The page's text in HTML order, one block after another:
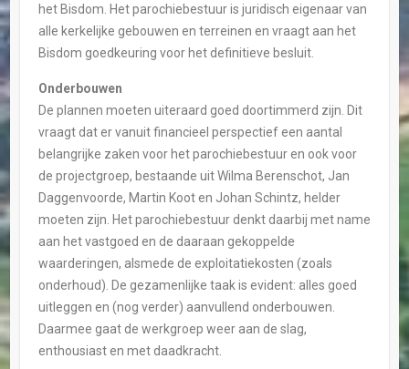
het Bisdom. Het parochiebestuur is juridisch eigenaar van
alle kerkelijke gebouwen en terreinen en vraagt aan het
Bisdom goedkeuring voor het definitieve besluit.
Onderbouwen
De plannen moeten uiteraard goed doortimmerd zijn. Dit
vraagt dat er vanuit financieel perspectief een aantal
belangrijke zaken voor het parochiebestuur en ook voor
de projectgroep, bestaande uit Wilma Berenschot, Jan
Daggenvoorde, Martin Koot en Johan Schintz, helder
moeten zijn. Het parochiebestuur denkt daarbij met name
aan het vastgoed en de daaraan gekoppelde
waarderingen, alsmede de exploitatiekosten (zoals
onderhoud). De gezamenlijke taak is evident: alles goed
uitleggen en (nog verder) aanvullend onderbouwen.
Daarmee gaat de werkgroep weer aan de slag,
enthousiast en met daadkracht.